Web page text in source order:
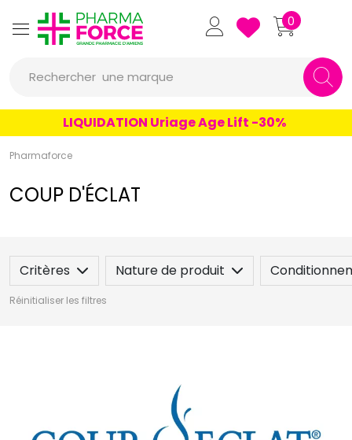
Pharmaforce Grande Pharmacie
0
Rechercher une marque
un produit
LIQUIDATION Uriage Age Lift -30%
Pharmaforce
COUP D'ÉCLAT
Critères Nature de produit
Réinitialiser les filtres